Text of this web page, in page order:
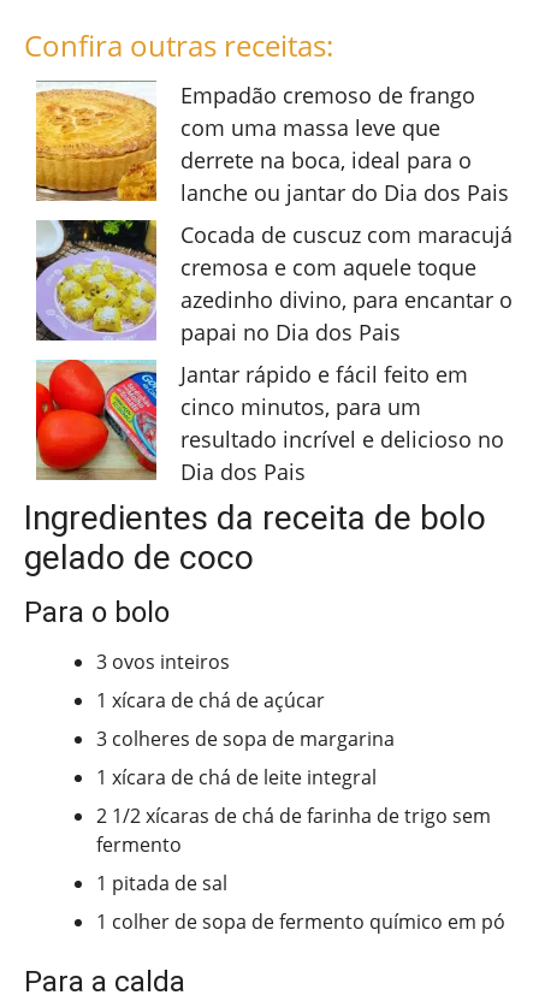
Confira outras receitas:
Empadão cremoso de frango
com uma massa leve que
derrete na boca, ideal para o
lanche ou jantar do Dia dos Pais
Cocada de cuscuz com maracujá
cremosa e com aquele toque
azedinho divino, para encantar o
papai no Dia dos Pais
Jantar rápido e fácil feito em
cinco minutos, para um
resultado incrível e delicioso no
Dia dos Pais
Ingredientes da receita de bolo
gelado de coco
Para o bolo
3 ovos inteiros
1 xícara de chá de açúcar
3 colheres de sopa de margarina
1 xícara de chá de leite integral
2 1/2 xícaras de chá de farinha de trigo sem
fermento
1 pitada de sal
1 colher de sopa de fermento químico em pó
Para a calda